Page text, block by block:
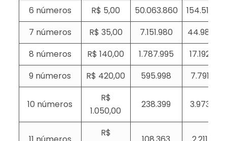
6 números
R$ 5,00 50.063.860
154.518
7 números
R$ 35,00 7.151.980
44.981
8 números
R$ 140,00 1.787.995
17.192
9 números
R$ 420,00 595.998 7.791
10 números
R$
1.050,00
238.399 3.973
R$